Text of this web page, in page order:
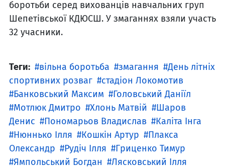
боротьби серед вихованців навчальних груп
Шепетівської КДЮСШ. У змаганнях взяли участь
32 учасники.
Теги: вільна боротьба змагання
День літніх
спортивних розваг
стадіон Локомотив
Банковський Максим
Головський Даніїл
Мотлюк Дмитро
Хлонь Матвій
Шаров
Денис
Пономарьов Владислав
Каліта Інга
Нюннько Ілля
Кошкін Артур
Плакса
Олександр
Рудіч Ілля
Гриценко Тимур
Ямпольський Богдан
Лясковський Ілля